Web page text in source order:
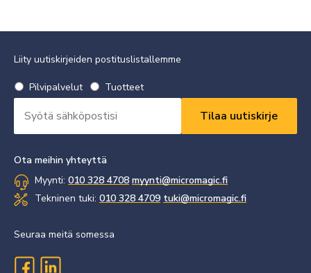
Liity uutiskirjeiden postituslistallemme
Valitse
uutiskirje
*
Vaaditaan
Pilvipalvelut Tuotteet
*
Vaaditaan
Ota meihin yhteyttä
Myynti: 010 328 4708 myynti@micromagic.fi
Tekninen tuki: 010 328 4709 tuki@micromagic.fi
Seuraa meitä somessa